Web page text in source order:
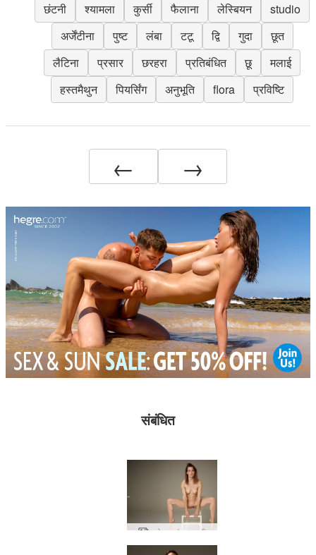
छंटनी श्यामला कुर्सी फैलाना लेस्बियन
studio
अर्जेंटीना
पुष्ट लंबा टटू द्वि गुदा
छूत
लैटिना
प्रसार छरहरा प्रतिबंधित छू
मलाई
हस्तमैथुन
पियर्सिंग अनुभूति flora प्रविष्टि
← →
संबंधित
फ्लोरा भयंकर स्त्री